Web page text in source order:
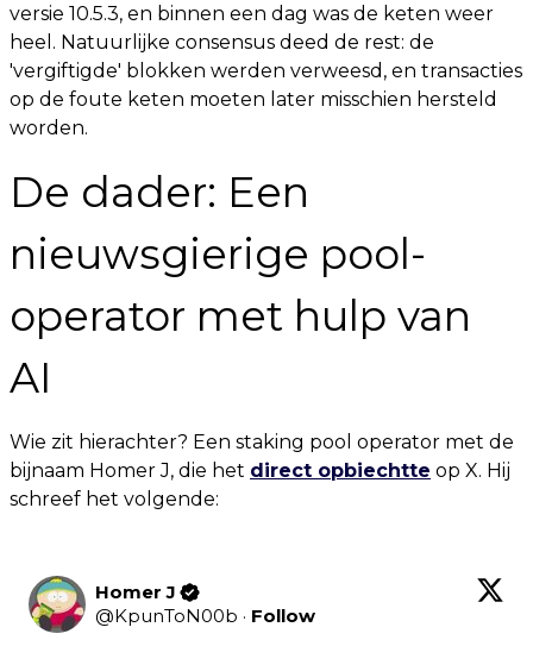
versie 10.5.3, en binnen een dag was de keten weer
heel. Natuurlijke consensus deed de rest: de
'vergiftigde' blokken werden verweesd, en transacties
op de foute keten moeten later misschien hersteld
worden.
De dader: Een
nieuwsgierige pool-
operator met hulp van
AI
Wie zit hierachter? Een staking pool operator met de
bijnaam Homer J, die het direct opbiechtte op X. Hij
schreef het volgende:
Homer J
@KpunToN00b · Follow